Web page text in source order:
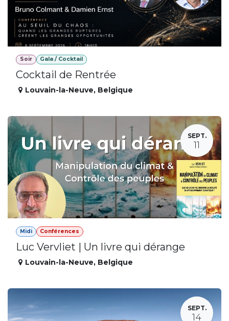
Soir Gala / Cocktail
Cocktail de Rentrée
Louvain-la-Neuve, Belgique
SEPT.
11
Midi Conférences
Luc Vervliet | Un livre qui dérange
Louvain-la-Neuve, Belgique
SEPT.
14